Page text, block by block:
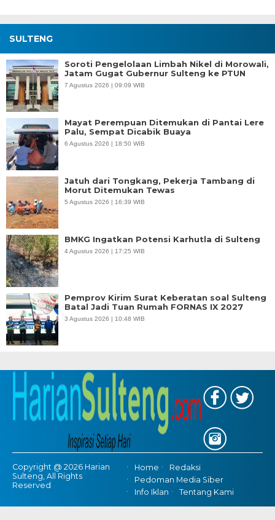
SULTENG
Soroti Pengelolaan Limbah Nikel di Morowali,
Jatam Gugat Gubernur Sulteng ke PTUN
7 Agustus 2026 | 09:09 WIB
Mayat Perempuan Ditemukan di Pantai Lere
Palu, Sempat Dicabik Buaya
6 Agustus 2026 | 18:50 WIB
Jatuh dari Tongkang, Pekerja Tambang di
Morut Ditemukan Tewas
5 Agustus 2026 | 16:39 WIB
BMKG Ingatkan Potensi Karhutla di Sulteng
4 Agustus 2026 | 17:25 WIB
Pemprov Kirim Surat Keberatan soal Sulteng
Batal Jadi Tuan Rumah FORNAS IX 2027
3 Agustus 2026 | 10:48 WIB
Copyright @ 2026 Harian
Sulteng, All Rights
Reserved
Home
Redaksi
Pedoman Media Siber
Info Iklan
Tentang Kami